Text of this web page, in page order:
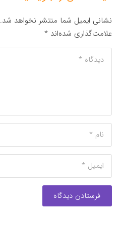
نشانی ایمیل شما منتشر نخواهد شد.
علامت‌گذاری شده‌اند*
فرستادن دیدگاه